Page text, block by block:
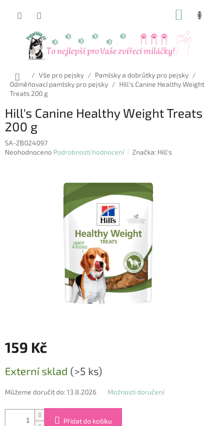
Domů
/ Vše pro pejsky / Pamlsky a dobrůtky pro pejsky /
Odměňovací pamlsky pro pejsky / Hill's Canine Healthy Weight
Treats 200 g
Hill's Canine Healthy Weight Treats
200 g
SA-ZB024097
Průměrné
Neohodnoceno Podrobnosti hodnocení Značka: Hill's
159 Kč
cena:
Externí sklad (>5 ks)
Můžeme doručit do:13.8.2026 Možnosti doručení
Přidat do košíku